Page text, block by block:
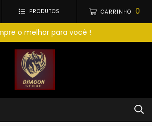
PRODUTOS CARRINHO 0
o melhor para você !